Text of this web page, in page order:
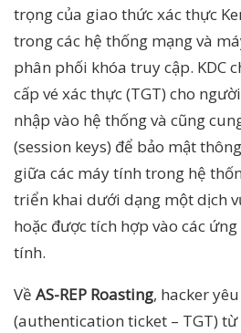
trọng của giao thức xác thực
trong các hệ thống mạng và
phân phối khóa truy cập. KDC
cấp vé xác thực (TGT) cho
nhập vào hệ thống và cũng
(session keys) để bảo mật
giữa các máy tính trong hệ
triển khai dưới dạng một dịch
hoặc được tích hợp vào các
tính.
Về AS-REP Roasting, hacker
(authentication ticket – TGT) từ